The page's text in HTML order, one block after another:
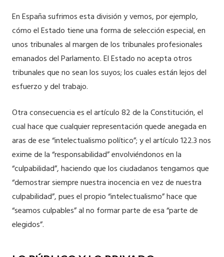
En España sufrimos esta división y vemos, por ejemplo,
cómo el Estado tiene una forma de selección especial, en
unos tribunales al margen de los tribunales profesionales
emanados del Parlamento. El Estado no acepta otros
tribunales que no sean los suyos; los cuales están lejos del
esfuerzo y del trabajo.
Otra consecuencia es el artículo 82 de la Constitución, el
cual hace que cualquier representación quede anegada en
aras de ese “intelectualismo político”; y el artículo 122.3 nos
exime de la “responsabilidad” envolviéndonos en la
“culpabilidad”, haciendo que los ciudadanos tengamos que
“demostrar siempre nuestra inocencia en vez de nuestra
culpabilidad”, pues el propio “intelectualismo” hace que
“seamos culpables” al no formar parte de esa “parte de
elegidos”.